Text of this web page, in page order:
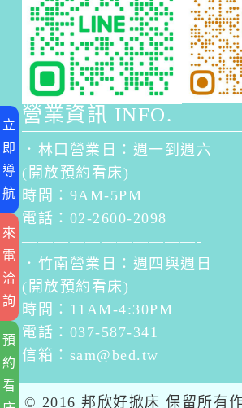
營業資訊 INFO.
．林口營業日：週一到週六
(開放預約看床)
時間：9AM-5PM
電話：02-2600-2098
———————————-
．竹南營業日：週四與週日
(開放預約看床)
時間：11AM-4:30PM
電話：037-587-341
信箱： sam@bed.tw
© 2016 邦欣好掀床 保留所有
立
即
導
航
來
電
洽
詢
預
約
看